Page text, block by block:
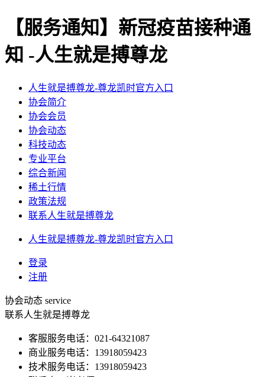
【服务通知】新冠疫苗接种通
知 -人生就是搏尊龙
人生就是搏尊龙-尊龙凯时官方入口
协会简介
协会会员
协会动态
科技动态
专业平台
综合新闻
稀土行情
政策法规
联系人生就是搏尊龙
人生就是搏尊龙-尊龙凯时官方入口
登录
注册
协会动态 service
联系人生就是搏尊龙
客服服务电话：021-64321087
商业服务电话：13918059423
技术服务电话：13918059423